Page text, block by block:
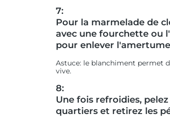
7:
Pour la marmelade de
avec une fourchette ou
pour enlever
Astuce: le blanchiment permet
vive.
8:
Une fois refroidies,
quartiers et retirez les